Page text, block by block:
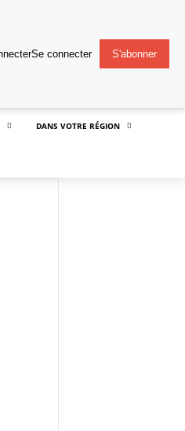
Se connecter S'abonner
DANS VOTRE RÉGION